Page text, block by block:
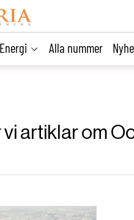
Energi Alla nummer
vi artiklar om